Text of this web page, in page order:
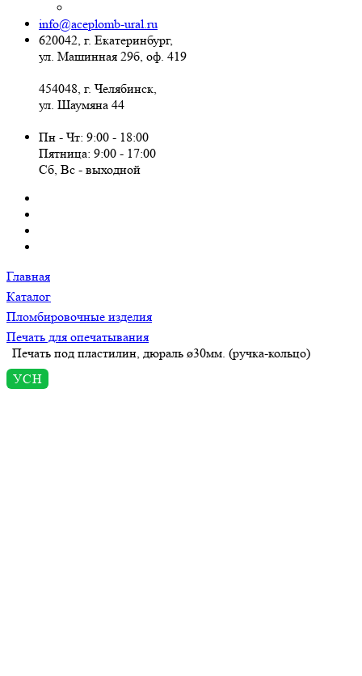
info@aceplomb-ural.ru
620042, г. Екатеринбург,
ул. Машинная 29б, оф. 419
454048, г. Челябинск,
ул. Шаумяна 44
Пн - Чт: 9:00 - 18:00
Пятница: 9:00 - 17:00
Сб, Вc - выходной
Главная
Каталог
Пломбировочные изделия
Печать для опечатывания
Печать под пластилин, дюраль ø30мм. (ручка-кольцо)
УСН